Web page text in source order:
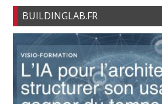
BUILDINGLAB.FR